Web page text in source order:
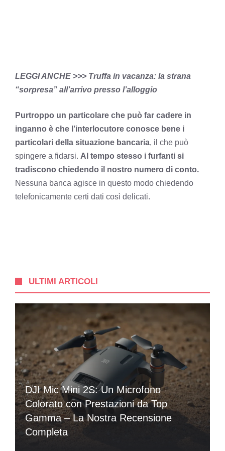
LEGGI ANCHE >>> Truffa in vacanza: la strana
“sorpresa” all’arrivo presso l’alloggio
Purtroppo un particolare che può far cadere in
inganno è che l’interlocutore conosce bene i
particolari della situazione bancaria, il che può
spingere a fidarsi. Al tempo stesso i furfanti si
tradiscono chiedendo il nostro numero di conto.
Nessuna banca agisce in questo modo chiedendo
telefonicamente certi dati così delicati.
ULTIMI ARTICOLI
DJI Mic Mini 2S: Un Microfono
Colorato con Prestazioni da Top
Gamma – La Nostra Recensione
Completa